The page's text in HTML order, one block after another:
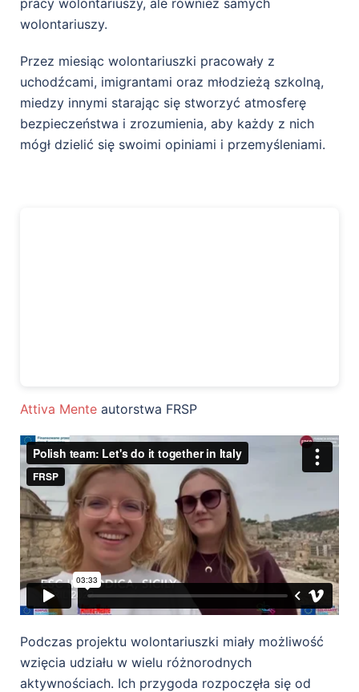
wolontariuszy.
Przez miesiąc wolontariuszki pracowały z
uchodźcami, imigrantami oraz młodzieżą szkolną,
miedzy innymi starając się stworzyć atmosferę
bezpieczeństwa i zrozumienia, aby każdy z nich
mógł dzielić się swoimi opiniami i przemyśleniami.
Attiva Mente autorstwa FRSP
Podczas projektu wolontariuszki miały możliwość
wzięcia udziału w wielu różnorodnych
aktywnościach. Ich przygoda rozpoczęła się od